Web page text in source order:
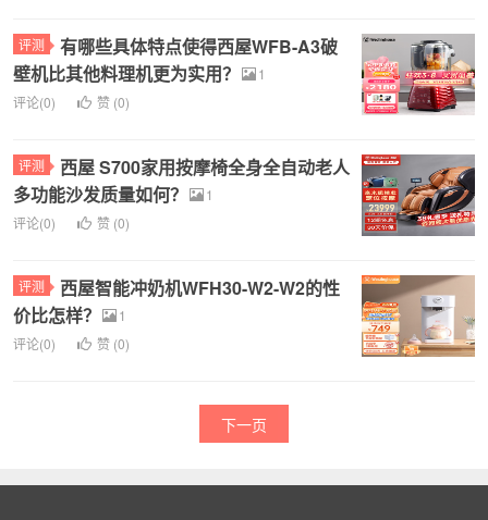
评测
有哪些具体特点使得西屋WFB-A3破
壁机比其他料理机更为实用？
1
评论(0)
赞 (0)
评测
西屋 S700家用按摩椅全身全自动老人
多功能沙发质量如何？
1
评论(0)
赞 (0)
评测
西屋智能冲奶机WFH30-W2-W2的性
价比怎样？
1
评论(0)
赞 (0)
下一页